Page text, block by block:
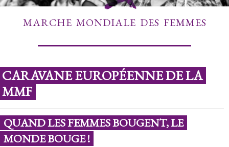
TÉMOIGNAGES
À DÉCOUVRIR
MARCHE MONDIALE DES FEMMES
CARAVANE EUROPÉENNE DE LA
MMF
QUAND LES FEMMES BOUGENT, LE
MONDE BOUGE !